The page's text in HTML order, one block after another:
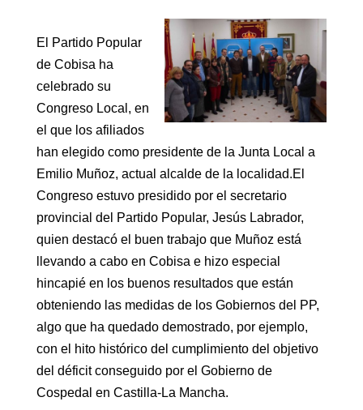
El Partido Popular
de Cobisa ha
celebrado su
Congreso Local, en
el que los afiliados
han elegido como presidente de la Junta Local a
Emilio Muñoz, actual alcalde de la localidad.El
Congreso estuvo presidido por el secretario
provincial del Partido Popular, Jesús Labrador,
quien destacó el buen trabajo que Muñoz está
llevando a cabo en Cobisa e hizo especial
hincapié en los buenos resultados que están
obteniendo las medidas de los Gobiernos del PP,
algo que ha quedado demostrado, por ejemplo,
con el hito histórico del cumplimiento del objetivo
del déficit conseguido por el Gobierno de
Cospedal en Castilla-La Mancha.